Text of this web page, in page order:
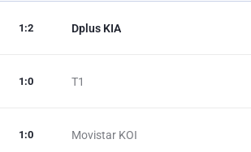
Dplus KIA
1 :2
T1
1 :0
Movistar KOI
1 :0